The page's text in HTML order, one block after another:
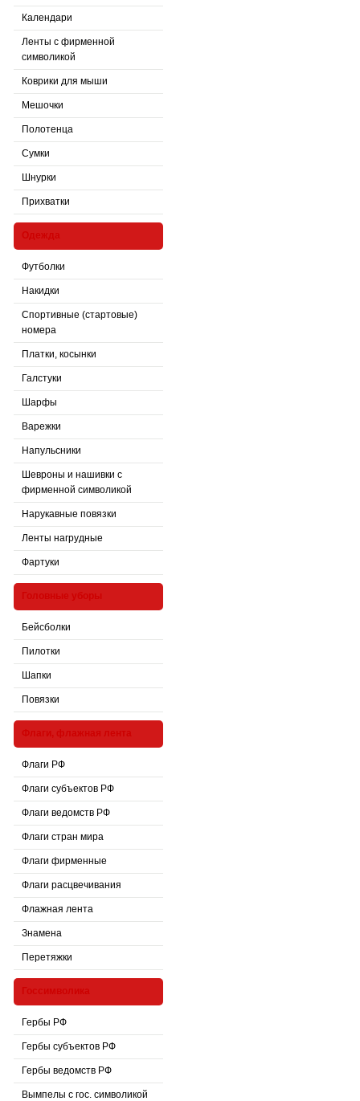
Календари
Ленты с фирменной
символикой
Коврики для мыши
Мешочки
Полотенца
Сумки
Шнурки
Прихватки
Одежда
Футболки
Накидки
Спортивные (стартовые)
номера
Платки, косынки
Галстуки
Шарфы
Варежки
Напульсники
Шевроны и нашивки с
фирменной символикой
Нарукавные повязки
Ленты нагрудные
Фартуки
Головные уборы
Бейсболки
Пилотки
Шапки
Повязки
Флаги, флажная лента
Флаги РФ
Флаги субъектов РФ
Флаги ведомств РФ
Флаги стран мира
Флаги фирменные
Флаги расцвечивания
Флажная лента
Знамена
Перетяжки
Госсимволика
Гербы РФ
Гербы субъектов РФ
Гербы ведомств РФ
Вымпелы с гос. символикой